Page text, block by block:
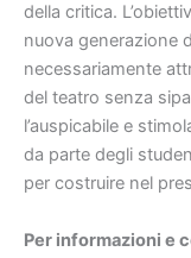
della critica.
nuova generazione
necessariamente
del teatro senza
l’auspicabile e
da parte degli
per costruire nel
Per informazioni e